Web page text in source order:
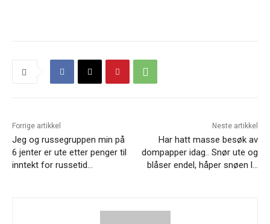
Forrige artikkel
Jeg og russegruppen min på
6 jenter er ute etter penger til
inntekt for russetid…
Neste artikkel
Har hatt masse besøk av
dompapper idag.. Snør ute og
blåser endel, håper snøen l…